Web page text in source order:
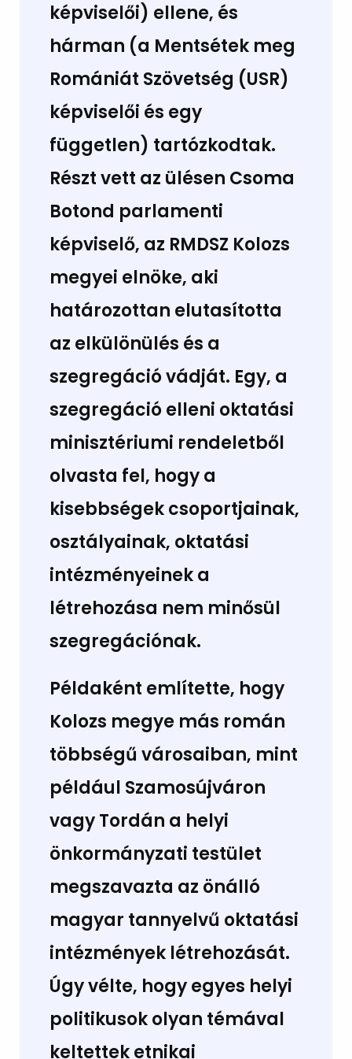
képviselői) ellene, és
hárman (a Mentsétek meg
Romániát Szövetség (USR)
képviselői és egy
független) tartózkodtak.
Részt vett az ülésen Csoma
Botond parlamenti
képviselő, az RMDSZ Kolozs
megyei elnöke, aki
határozottan elutasította
az elkülönülés és a
szegregáció vádját. Egy, a
szegregáció elleni oktatási
minisztériumi rendeletből
olvasta fel, hogy a
kisebbségek csoportjainak,
osztályainak, oktatási
intézményeinek a
létrehozása nem minősül
szegregációnak.
Példaként említette, hogy
Kolozs megye más román
többségű városaiban, mint
például Szamosújváron
vagy Tordán a helyi
önkormányzati testület
megszavazta az önálló
magyar tannyelvű oktatási
intézmények létrehozását.
Úgy vélte, hogy egyes helyi
politikusok olyan témával
keltettek etnikai